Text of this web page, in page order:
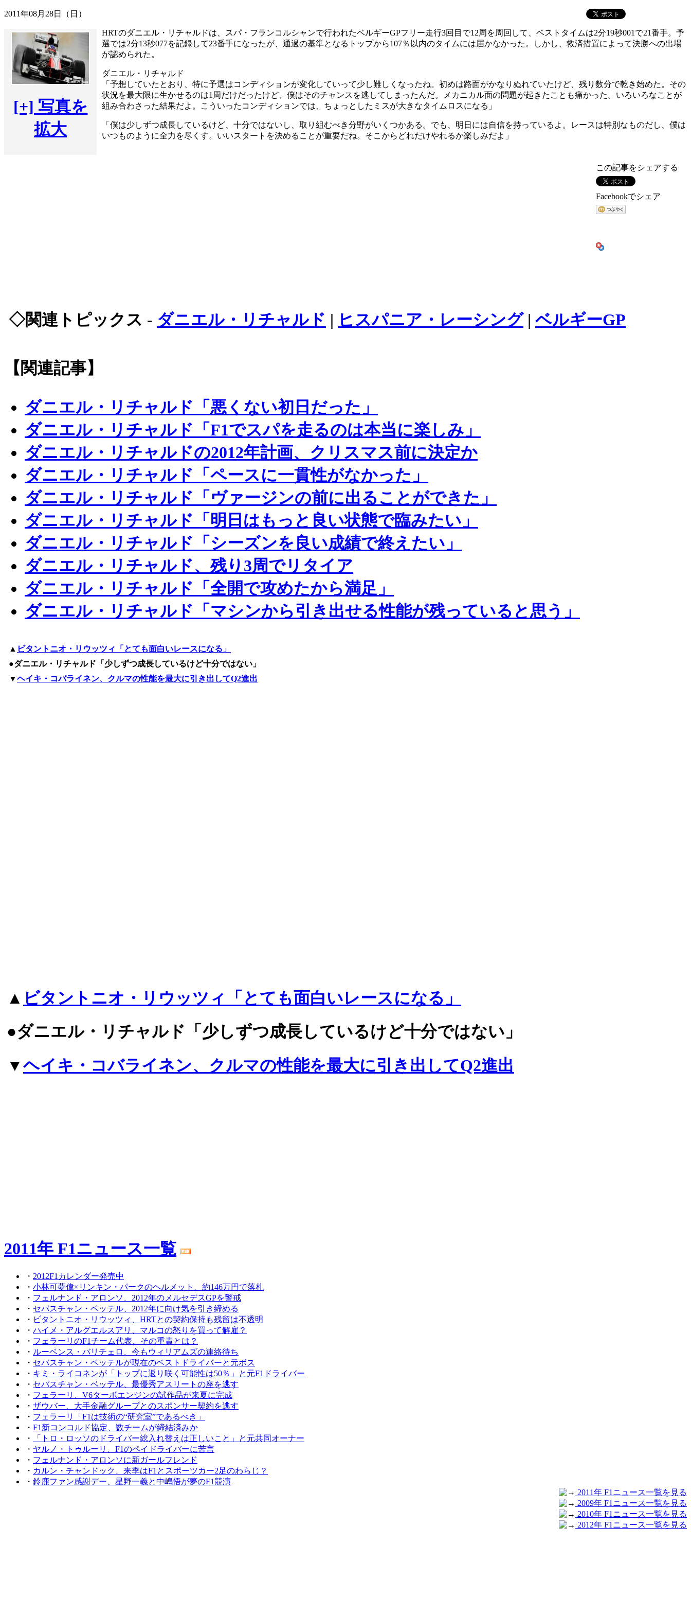
2011年08月28日（日）
[+] 写真を
拡大
HRTのダニエル・リチャルドは、スパ・フランコルシャンで行われたベルギーGPフリー走行3回目で12周を周回して、ベストタイムは2分19秒001で21番手。予
選では2分13秒077を記録して23番手になったが、通過の基準となるトップから107％以内のタイムには届かなかった。しかし、救済措置によって決勝への出場
が認められた。
ダニエル・リチャルド
「予想していたとおり、特に予選はコンディションが変化していって少し難しくなったね。初めは路面がかなりぬれていたけど、残り数分で乾き始めた。その
状況を最大限に生かせるのは1周だけだったけど、僕はそのチャンスを逃してしまったんだ。メカニカル面の問題が起きたことも痛かった。いろいろなことが
組み合わさった結果だよ。こういったコンディションでは、ちょっとしたミスが大きなタイムロスになる」
「僕は少しずつ成長しているけど、十分ではないし、取り組むべき分野がいくつかある。でも、明日には自信を持っているよ。レースは特別なものだし、僕は
いつものように全力を尽くす。いいスタートを決めることが重要だね。そこからどれだけやれるか楽しみだよ」
この記事をシェアする
Facebookでシェア
◇関連トピックス - ダニエル・リチャルド | ヒスパニア・レーシング| ベルギーGP
【関連記事】
ダニエル・リチャルド「悪くない初日だった」
ダニエル・リチャルド「F1でスパを走るのは本当に楽しみ」
ダニエル・リチャルドの2012年計画、クリスマス前に決定か
ダニエル・リチャルド「ペースに一貫性がなかった」
ダニエル・リチャルド「ヴァージンの前に出ることができた」
ダニエル・リチャルド「明日はもっと良い状態で臨みたい」
ダニエル・リチャルド「シーズンを良い成績で終えたい」
ダニエル・リチャルド、残り3周でリタイア
ダニエル・リチャルド「全開で攻めたから満足」
ダニエル・リチャルド「マシンから引き出せる性能が残っていると思う」
▲ ビタントニオ・リウッツィ「とても面白いレースになる」
●ダニエル・リチャルド「少しずつ成長しているけど十分ではない」
▼ヘイキ・コバライネン、クルマの性能を最大に引き出してQ2進出
▲ ビタントニオ・リウッツィ「とても面白いレースになる」
●ダニエル・リチャルド「少しずつ成長しているけど十分ではない」
▼ヘイキ・コバライネン、クルマの性能を最大に引き出してQ2進出
2011年 F1ニュース一覧
・ 2012F1カレンダー発売中
・ 小林可夢偉×リンキン・パークのヘルメット、約146万円で落札
・ フェルナンド・アロンソ、2012年のメルセデスGPを警戒
・ セバスチャン・ベッテル、2012年に向け気を引き締める
・ ビタントニオ・リウッツィ、HRTとの契約保持も残留は不透明
・ ハイメ・アルグエルスアリ、マルコの怒りを買って解雇？
・ フェラーリのF1チーム代表、その重責とは？
・ ルーベンス・バリチェロ、今もウィリアムズの連絡待ち
・ セバスチャン・ベッテルが現在のベストドライバーと元ボス
・ キミ・ライコネンが「トップに返り咲く可能性は50％」と元F1ドライバー
・ セバスチャン・ベッテル、最優秀アスリートの座を逃す
・ フェラーリ、V6ターボエンジンの試作品が来夏に完成
・ ザウバー、大手金融グループとのスポンサー契約を逃す
・ フェラーリ「F1は技術の“研究室”であるべき」
・ F1新コンコルド協定、数チームが締結済みか
・
「トロ・ロッソのドライバー総入れ替えは正しいこと」と元共同オーナー
・ ヤルノ・トゥルーリ、F1のペイドライバーに苦言
・ フェルナンド・アロンソに新ガールフレンド
・ カルン・チャンドック、来季はF1とスポーツカー2足のわらじ？
・ 鈴鹿ファン感謝デー、星野一義と中嶋悟が夢のF1競演
2011年 F1ニュース一覧を見る
2009年 F1ニュース一覧を見る
2010年 F1ニュース一覧を見る
2012年 F1ニュース一覧を見る